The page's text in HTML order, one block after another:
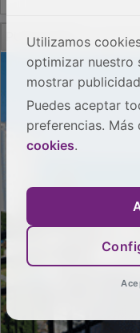
PUBLICIDAD
Utilizamos
optimizar nuestro
mostrar
Puedes aceptar
preferencias. Más
cookies.